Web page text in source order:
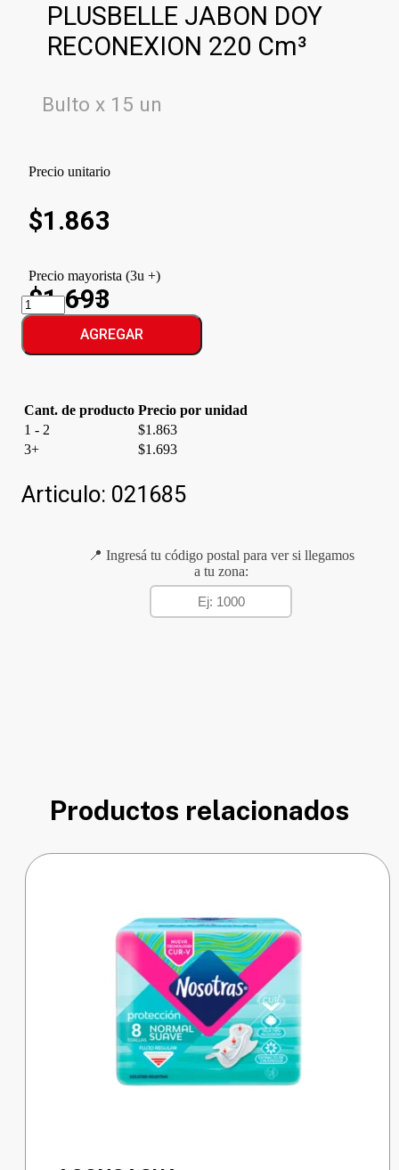
PLUSBELLE JABON DOY
RECONEXION 220 Cm³
Bulto x 15 un
Precio unitario
$1.863
Precio mayorista (3u +)
$1.693
PLUSBELLE
JABON
DOY
RECONEXION
cantidad
AGREGAR
Cant. de producto Precio por unidad
1 - 2
$1.863
3+
$1.693
Articulo: 021685
📍 Ingresá tu código postal para ver si llegamos
a tu zona:
Productos relacionados